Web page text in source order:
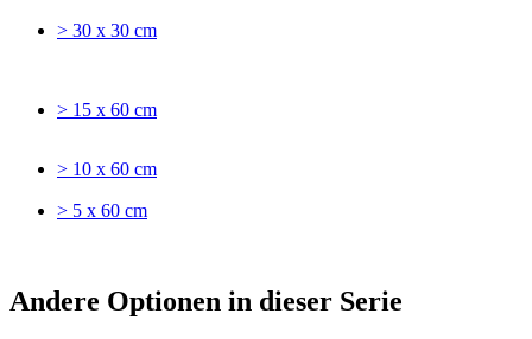
> 30 x 30 cm
> 15 x 60 cm
> 10 x 60 cm
> 5 x 60 cm
Andere Optionen in dieser Serie